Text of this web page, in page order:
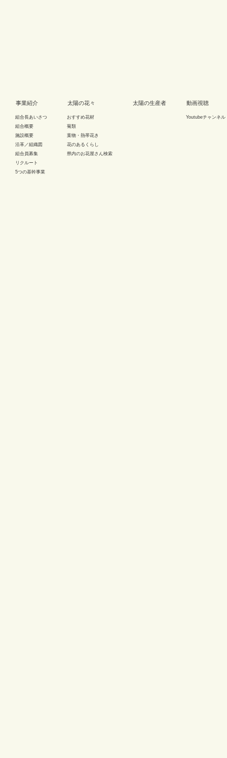
事業紹介
組合長あいさつ
組合概要
施設概要
沿革／組織図
組合員募集
リクルート
5つの基幹事業
太陽の花々
おすすめ花材
菊類
葉物・熱帯花き
花のあるくらし
県内のお花屋さん検索
太陽の生産者 動画視聴
Youtubeチャンネル